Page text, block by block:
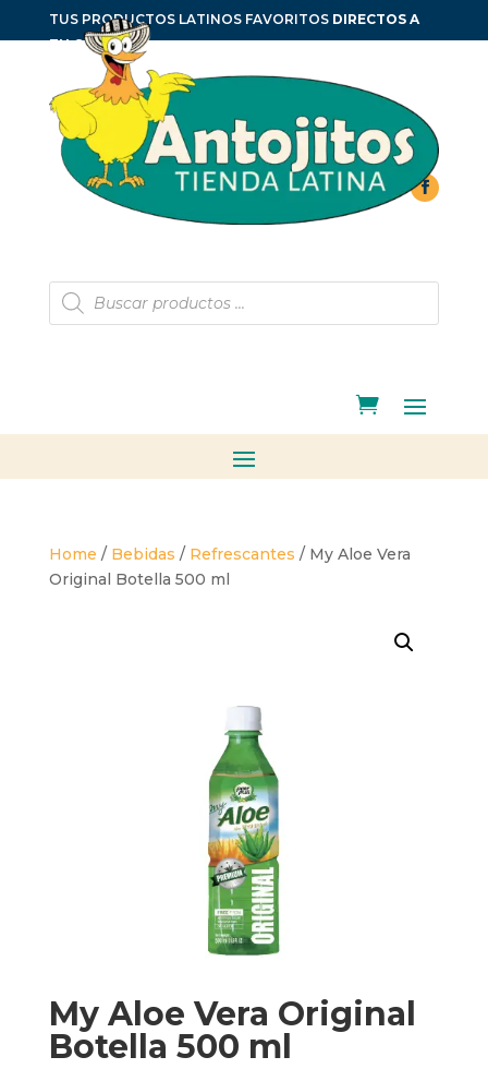
TUS PRODUCTOS LATINOS FAVORITOS DIRECTOS A
TU CASA
Búsqueda
de
productos
Home / Bebidas / Refrescantes / My Aloe Vera
Original Botella 500 ml
My Aloe Vera Original
Botella 500 ml